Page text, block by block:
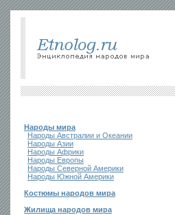
Народы мира
Народы Австралии и Океании
Народы Азии
Народы Африки
Народы Европы
Народы Северной Америки
Народы Южной Америки
Костюмы народов мира
Жилища народов мира